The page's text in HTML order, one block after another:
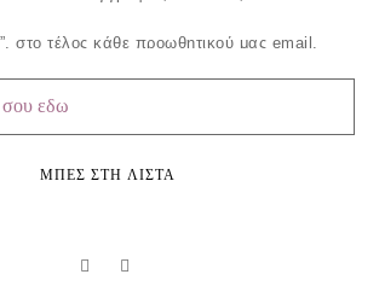
στο τέλος κάθε προωθητικού μας email.
ΜΠΕΣ ΣΤΗ ΛΙΣΤΑ